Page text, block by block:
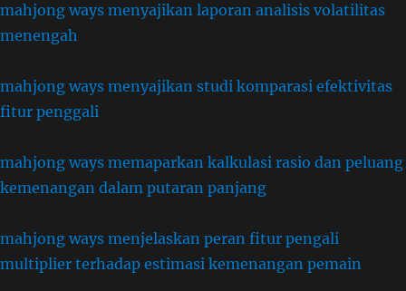
mahjong ways menyajikan laporan analisis volatilitas
menengah
mahjong ways menyajikan studi komparasi efektivitas
fitur penggali
mahjong ways memaparkan kalkulasi rasio dan peluang
kemenangan dalam putaran panjang
mahjong ways menjelaskan peran fitur pengali
multiplier terhadap estimasi kemenangan pemain